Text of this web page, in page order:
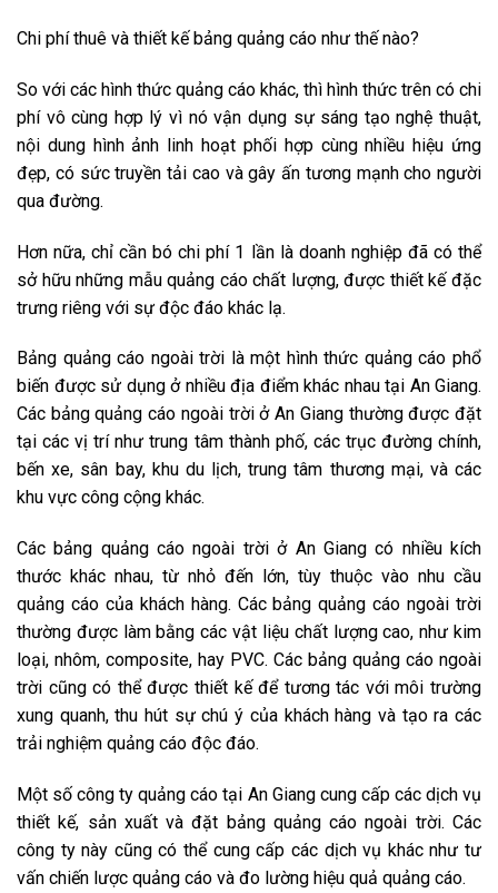
Chi phí thuê và thiết kế bảng quảng cáo như thế nào?
So với các hình thức quảng cáo khác, thì hình thức trên có chi
phí vô cùng hợp lý vì nó vận dụng sự sáng tạo nghệ thuật,
nội dung hình ảnh linh hoạt phối hợp cùng nhiều hiệu ứng
đẹp, có sức truyền tải cao và gây ấn tương mạnh cho người
qua đường.
Hơn nữa, chỉ cần bó chi phí 1 lần là doanh nghiệp đã có thể
sở hữu những mẫu quảng cáo chất lượng, được thiết kế đặc
trưng riêng với sự độc đáo khác lạ.
Bảng quảng cáo ngoài trời là một hình thức quảng cáo phổ
biến được sử dụng ở nhiều địa điểm khác nhau tại An Giang.
Các bảng quảng cáo ngoài trời ở An Giang thường được đặt
tại các vị trí như trung tâm thành phố, các trục đường chính,
bến xe, sân bay, khu du lịch, trung tâm thương mại, và các
khu vực công cộng khác.
Các bảng quảng cáo ngoài trời ở An Giang có nhiều kích
thước khác nhau, từ nhỏ đến lớn, tùy thuộc vào nhu cầu
quảng cáo của khách hàng. Các bảng quảng cáo ngoài trời
thường được làm bằng các vật liệu chất lượng cao, như kim
loại, nhôm, composite, hay PVC. Các bảng quảng cáo ngoài
trời cũng có thể được thiết kế để tương tác với môi trường
xung quanh, thu hút sự chú ý của khách hàng và tạo ra các
trải nghiệm quảng cáo độc đáo.
Một số công ty quảng cáo tại An Giang cung cấp các dịch vụ
thiết kế, sản xuất và đặt bảng quảng cáo ngoài trời. Các
công ty này cũng có thể cung cấp các dịch vụ khác như tư
vấn chiến lược quảng cáo và đo lường hiệu quả quảng cáo.